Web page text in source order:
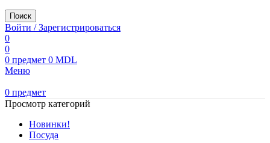
Поиск
Войти / Зарегистрироваться
0
0
0 предмет 0 MDL
Меню
0 предмет
Просмотр категорий
Новинки!
Посуда